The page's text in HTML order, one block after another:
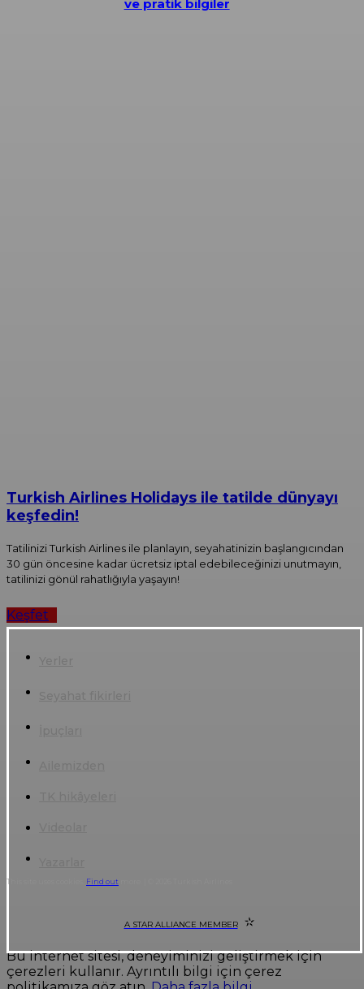
ve pratik bilgiler
Turkish Airlines Holidays ile tatilde dünyayı
keşfedin!
Tatilinizi Turkish Airlines ile planlayın, seyahatinizin başlangıcından
30 gün öncesine kadar ücretsiz iptal edebileceğinizi unutmayın,
tatilinizi gönül rahatlığıyla yaşayın!
Keşfet
This site uses cookies. Find out
A STAR ALLIANCE MEMBER
Bu internet sitesi, deneyiminizi geliştirmek için
çerezleri kullanır. Ayrıntılı bilgi için çerez